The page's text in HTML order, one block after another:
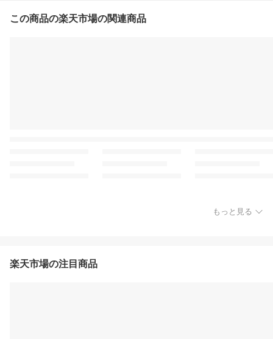
この商品の楽天市場の関連商品
もっと見る
楽天市場の注目商品